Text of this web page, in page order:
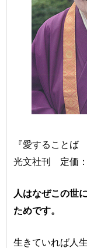
『愛すること
光文社刊 定価
人はなぜこの世
ためです。
生きていれば人